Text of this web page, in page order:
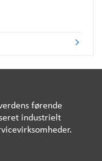
førende
industrielt